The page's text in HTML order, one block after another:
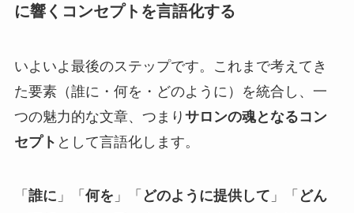
に響くコンセプトを言語化する
いよいよ最後のステップです。これまで考えてき
た要素（誰に・何を・どのように）を統合し、一
つの魅力的な文章、つまり サロンの魂となるコン
セプト として言語化します。
「 誰に 」「 何を 」「 どのように提供して 」「 どん